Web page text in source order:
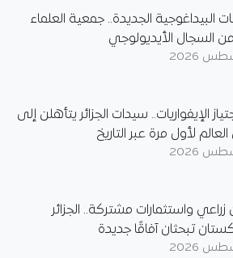
البيداغوجية الجديدة.. جمعية العلماء
السجال الأيديولوجي
الإيفواريات.. سيدات الجزائر يتأهلن إلى
لأول مرة عبر التاريخ
زراعي واستثمارات مشتركة.. الجزائر
تبحثان آفاقًا جديدة